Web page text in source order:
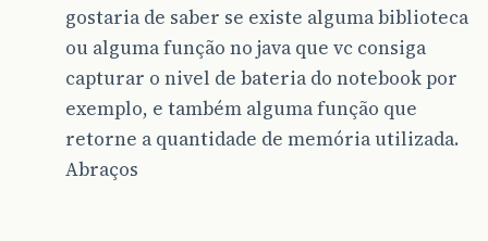
gostaria de saber se existe alguma biblioteca
ou alguma função no java que vc consiga
capturar o nivel de bateria do notebook por
exemplo, e também alguma função que
retorne a quantidade de memória utilizada.
Abraços